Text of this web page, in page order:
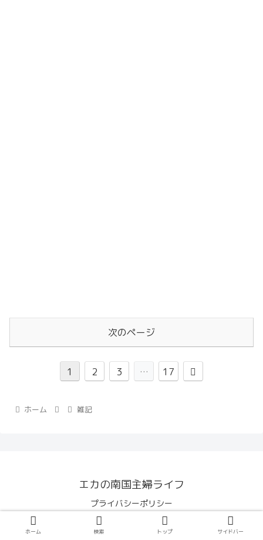
次のページ
1 2 3 … 17
ホーム 雑記
エカの南国主婦ライフ
プライバシーポリシー
© 2019-2026 エカの南国主婦ライフ.
ホーム 検索 トップ サイドバー